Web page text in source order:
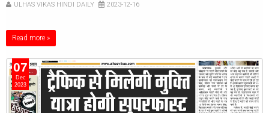
ULHAS VIKAS HINDI DAILY 2023-12-16
Read more »
07
Dec
2023